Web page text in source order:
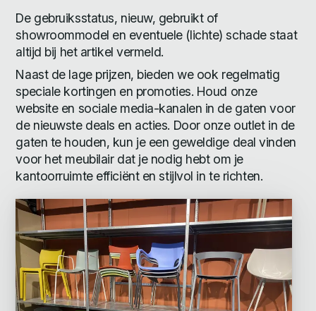
De gebruiksstatus, nieuw, gebruikt of
showroommodel en eventuele (lichte) schade staat
altijd bij het artikel vermeld.
Naast de lage prijzen, bieden we ook regelmatig
speciale kortingen en promoties. Houd onze
website en sociale media-kanalen in de gaten voor
de nieuwste deals en acties. Door onze outlet in de
gaten te houden, kun je een geweldige deal vinden
voor het meubilair dat je nodig hebt om je
kantoorruimte efficiënt en stijlvol in te richten.